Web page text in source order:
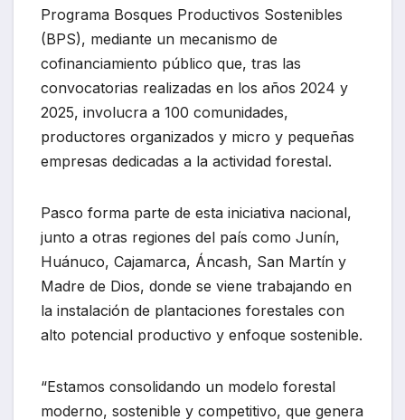
Programa Bosques Productivos Sostenibles
(BPS), mediante un mecanismo de
cofinanciamiento público que, tras las
convocatorias realizadas en los años 2024 y
2025, involucra a 100 comunidades,
productores organizados y micro y pequeñas
empresas dedicadas a la actividad forestal.
Pasco forma parte de esta iniciativa nacional,
junto a otras regiones del país como Junín,
Huánuco, Cajamarca, Áncash, San Martín y
Madre de Dios, donde se viene trabajando en
la instalación de plantaciones forestales con
alto potencial productivo y enfoque sostenible.
“Estamos consolidando un modelo forestal
moderno, sostenible y competitivo, que genera